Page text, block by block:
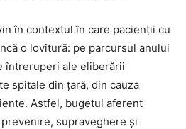
în contextul în care pacienții cu
o lovitură: pe parcursul anului
întreruperi ale eliberării
spitale din țară, din cauza
Astfel, bugetul aferent
supraveghere și